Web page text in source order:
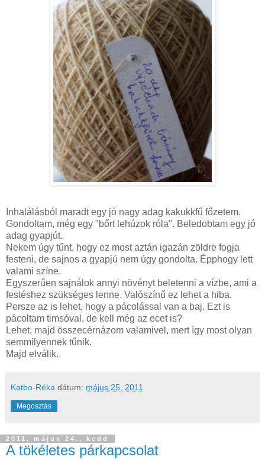
Inhalálásból maradt egy jó nagy adag kakukkfű főzetem.
Gondoltam, még egy "bőrt lehúzok róla". Beledobtam egy jó
adag gyapjút.
Nekem úgy tűnt, hogy ez most aztán igazán zöldre fogja
festeni, de sajnos a gyapjú nem úgy gondolta. Épphogy lett
valami színe.
Egyszerűen sajnálok annyi növényt beletenni a vízbe, ami a
festéshez szükséges lenne. Valószínű ez lehet a hiba.
Persze az is lehet, hogy a pácolással van a baj. Ezt is
pácoltam timsóval, de kell még az ecet is?
Lehet, majd összecérnázom valamivel, mert így most olyan
semmilyennek tűnik.
Majd elválik.
Katbo-Réka dátum: május 25, 2011
Megosztás
2011. május 24., kedd
A tökéletes párkapcsolat